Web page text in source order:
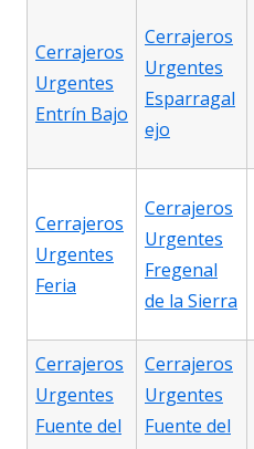
Cerrajeros
Urgentes
Entrín Bajo
Cerrajeros
Urgentes
Esparragal
ejo
Cerrajeros
Urgentes
Feria
Cerrajeros
Urgentes
Fregenal
de la Sierra
Cerrajeros
Urgentes
Fuente del
Cerrajeros
Urgentes
Fuente del